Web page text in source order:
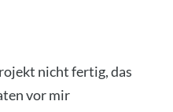
nicht fer­tig, das
vor mir